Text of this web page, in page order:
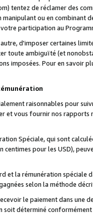
tentez de réclamer des
ou en combinant
participation au
d'imposer certaines
toute ambiguïté (et
imposées. Pour en savoir
raisonnables pour
et vous fournir nos
Spéciale, qui sont
centimes pour les USD),
et la rémunération spéciale
selon la méthode
le paiement dans une
soit déterminé